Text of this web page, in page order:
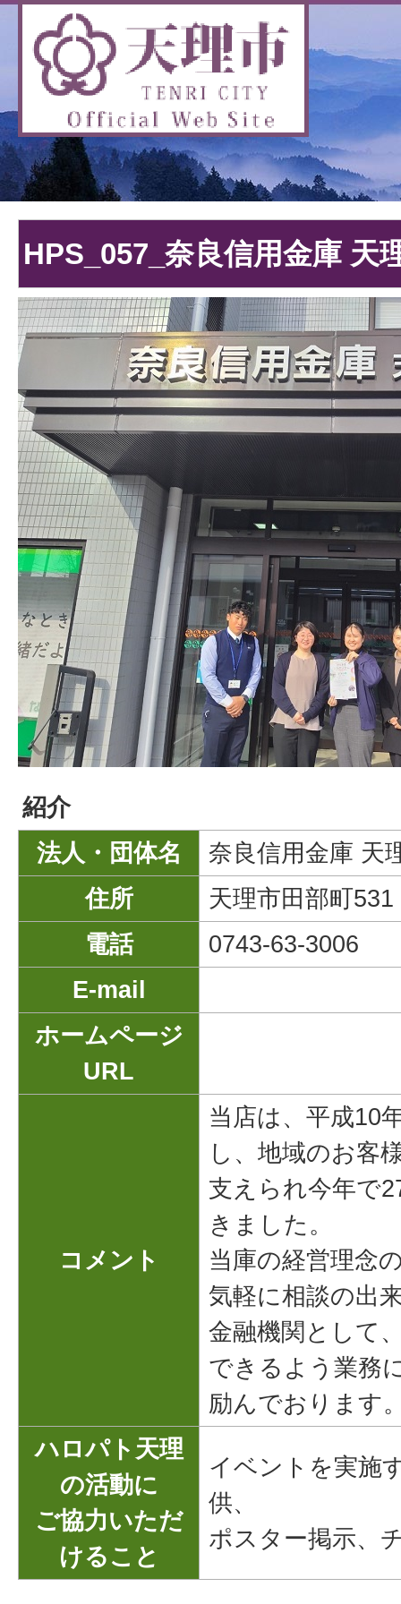
HPS_057_奈良信用金庫 天
紹介
法人・団体名
奈良信用金庫 天
住所
天理市田部町531
電話
0743-63-3006
E-mail
ホームページ
URL
コメント
当店は、平成10
し、地域のお客
支えられ今年で
きました。
当庫の経営理念
気軽に相談の出
金融機関として
できるよう業務
励んでおります
ハロパト天理
の活動に
ご協力いただ
けること
イベントを実施
供、
ポスター掲示、